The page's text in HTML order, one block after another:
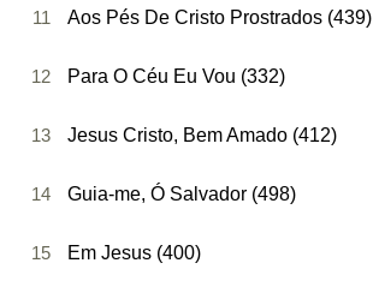
11 Aos Pés De Cristo Prostrados (439)
12 Para O Céu Eu Vou (332)
13 Jesus Cristo, Bem Amado (412)
14 Guia-me, Ó Salvador (498)
15 Em Jesus (400)